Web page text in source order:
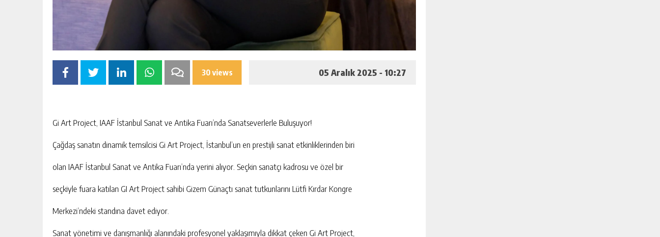
30 views 05 Aralık 2025 - 10:27
Gi Art Project, IAAF İstanbul Sanat ve Antika Fuarı’nda Sanatseverlerle Buluşuyor!
Çağdaş sanatın dinamik temsilcisi Gi Art Project, İstanbul’un en prestijli sanat etkinliklerinden biri
olan IAAF İstanbul Sanat ve Antika Fuarı’nda yerini alıyor. Seçkin sanatçı kadrosu ve özel bir
seçkiyle fuara katılan GI Art Project sahibi Gizem Günaçtı sanat tutkunlarını Lütfi Kırdar Kongre
Merkezi’ndeki standına davet ediyor.
Sanat yönetimi ve danışmanlığı alanındaki profesyonel yaklaşımıyla dikkat çeken Gi Art Project,